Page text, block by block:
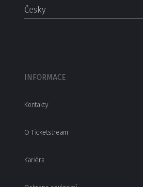
Česky
INFORMACE
Kontakty
O Ticketstream
Kariéra